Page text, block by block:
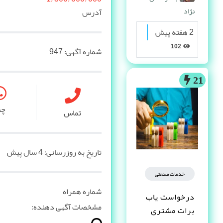
نژاد
2 هفته پیش
21
خدمات صنعتی
درخواست یاب
برات مشتری
آدرس
شماره آگهی:947
تماس
تاریخ به روزرسانی:4 سال پیش
شماره همراه
مشخصات آگهی دهنده: